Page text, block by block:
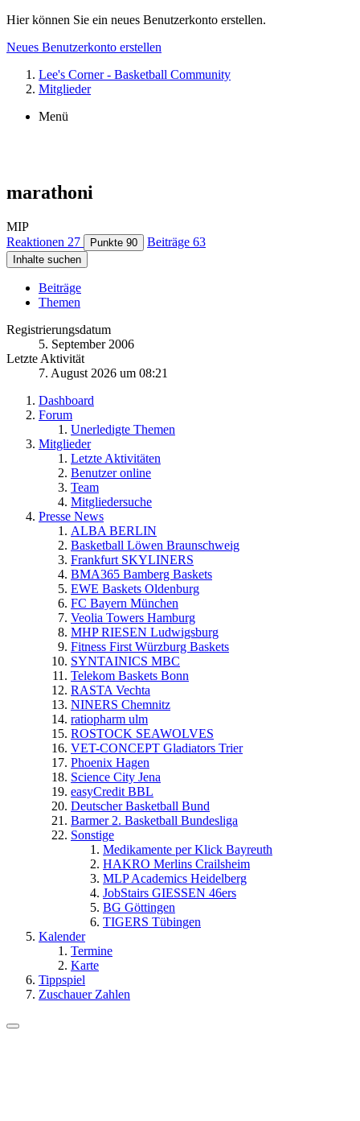
Hier können Sie ein neues Benutzerkonto erstellen.
Neues Benutzerkonto erstellen
Lee's Corner - Basketball Community
Mitglieder
Menü
marathoni
MIP
Reaktionen 27 Punkte 90 Beiträge 63
Inhalte suchen
Beiträge
Themen
Registrierungsdatum
5. September 2006
Letzte Aktivität
7. August 2026 um 08:21
Dashboard
Forum
Unerledigte Themen
Mitglieder
Letzte Aktivitäten
Benutzer online
Team
Mitgliedersuche
Presse News
ALBA BERLIN
Basketball Löwen Braunschweig
Frankfurt SKYLINERS
BMA365 Bamberg Baskets
EWE Baskets Oldenburg
FC Bayern München
Veolia Towers Hamburg
MHP RIESEN Ludwigsburg
Fitness First Würzburg Baskets
SYNTAINICS MBC
Telekom Baskets Bonn
RASTA Vechta
NINERS Chemnitz
ratiopharm ulm
ROSTOCK SEAWOLVES
VET-CONCEPT Gladiators Trier
Phoenix Hagen
Science City Jena
easyCredit BBL
Deutscher Basketball Bund
Barmer 2. Basketball Bundesliga
Sonstige
Medikamente per Klick Bayreuth
HAKRO Merlins Crailsheim
MLP Academics Heidelberg
JobStairs GIESSEN 46ers
BG Göttingen
TIGERS Tübingen
Kalender
Termine
Karte
Tippspiel
Zuschauer Zahlen